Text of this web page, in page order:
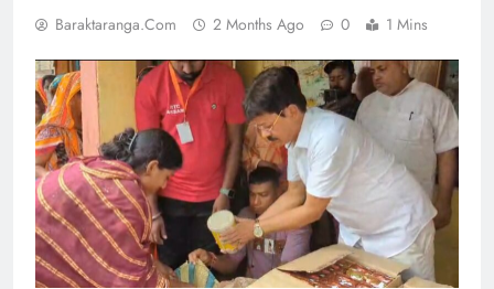
Baraktaranga.com 2 Months Ago 0 1 Mins